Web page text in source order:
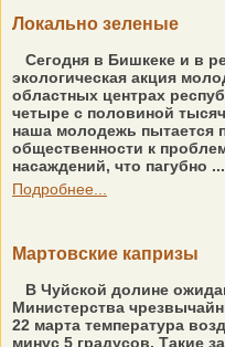
Локально зеленые
Сегодня в Бишкеке и в
экологическая акция
областных центрах
четыре с половиной
наша молодежь пытается
общественности к
насаждений, что пагубно ...
Подробнее...
Мартовские капризы
В Чуйской долине
Министерства
22 марта температура
минус 5 градусов. Такие